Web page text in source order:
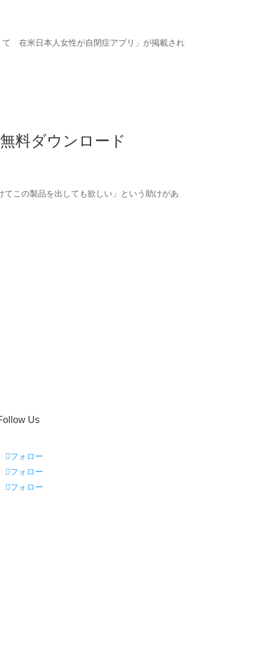
て 在米日本人女性が自閉症アプリ」が掲載され
料ダウンロード
この製品を出しても欲しい」という助けがあ
Us
フォロー
フォロー
フォロー